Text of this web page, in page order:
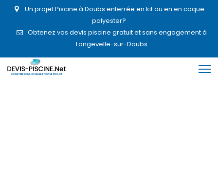
Un projet Piscine à Doubs enterrée en kit ou en en coque
polyester?
Obtenez vos devis piscine gratuit et sans engagement à
Longevelle-sur-Doubs